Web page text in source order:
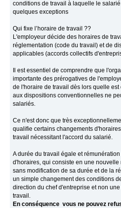
conditions de travail à laquelle le
quelques exceptions
Qui fixe l’horaire de travail ??
L'employeur décide des horaires de
réglementation (code du travail) et de
applicables (accords collectifs
Il est essentiel de comprendre que
importante des prérogatives de
de l'horaire de travail dès lors quelle
aux dispositions conventionnelles ne
salariés.
Ce n'est donc que très
qualifie certains changements
travail nécessitant l'accord du salarié.
A durée du travail égale et
d'horaires, qui consiste en une
sans modification de sa durée et de la
un simple changement des conditions
direction du chef d'entreprise et non
travail.
En conséquence vous ne pouvez